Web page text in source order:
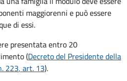
maggiorenni e può essere
di essi.
presentata entro 20
(Decreto del Presidente della
223, art. 13).